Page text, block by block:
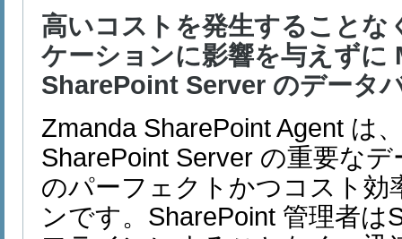
高いコストを発生することな
ケーションに影響を与えず
SharePoint Server のデータ
Zmanda SharePoint Agent は
SharePoint Server の重要な
のパーフェクトかつコスト効
ンです。SharePoint 管理者は